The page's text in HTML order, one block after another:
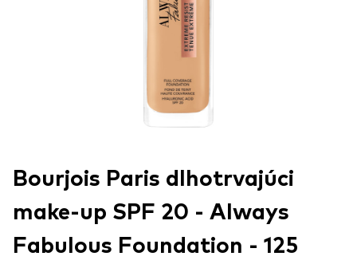
Bourjois Paris dlhotrvajúci
make-up SPF 20 - Always
Fabulous Foundation - 125